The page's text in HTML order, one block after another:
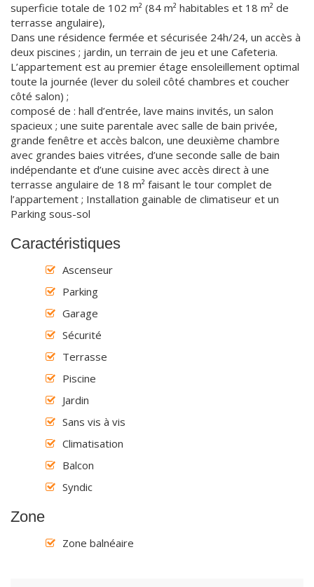
superficie totale de 102 m² (84 m² habitables et 18 m² de
terrasse angulaire),
Dans une résidence fermée et sécurisée 24h/24, un accès à
deux piscines ; jardin, un terrain de jeu et une Cafeteria.
L’appartement est au premier étage ensoleillement optimal
toute la journée (lever du soleil côté chambres et coucher
côté salon) ;
composé de : hall d’entrée, lave mains invités, un salon
spacieux ; une suite parentale avec salle de bain privée,
grande fenêtre et accès balcon, une deuxième chambre
avec grandes baies vitrées, d’une seconde salle de bain
indépendante et d’une cuisine avec accès direct à une
terrasse angulaire de 18 m² faisant le tour complet de
l’appartement ; Installation gainable de climatiseur et un
Parking sous-sol
Caractéristiques
Ascenseur
Parking
Garage
Sécurité
Terrasse
Piscine
Jardin
Sans vis à vis
Climatisation
Balcon
Syndic
Zone
Zone balnéaire